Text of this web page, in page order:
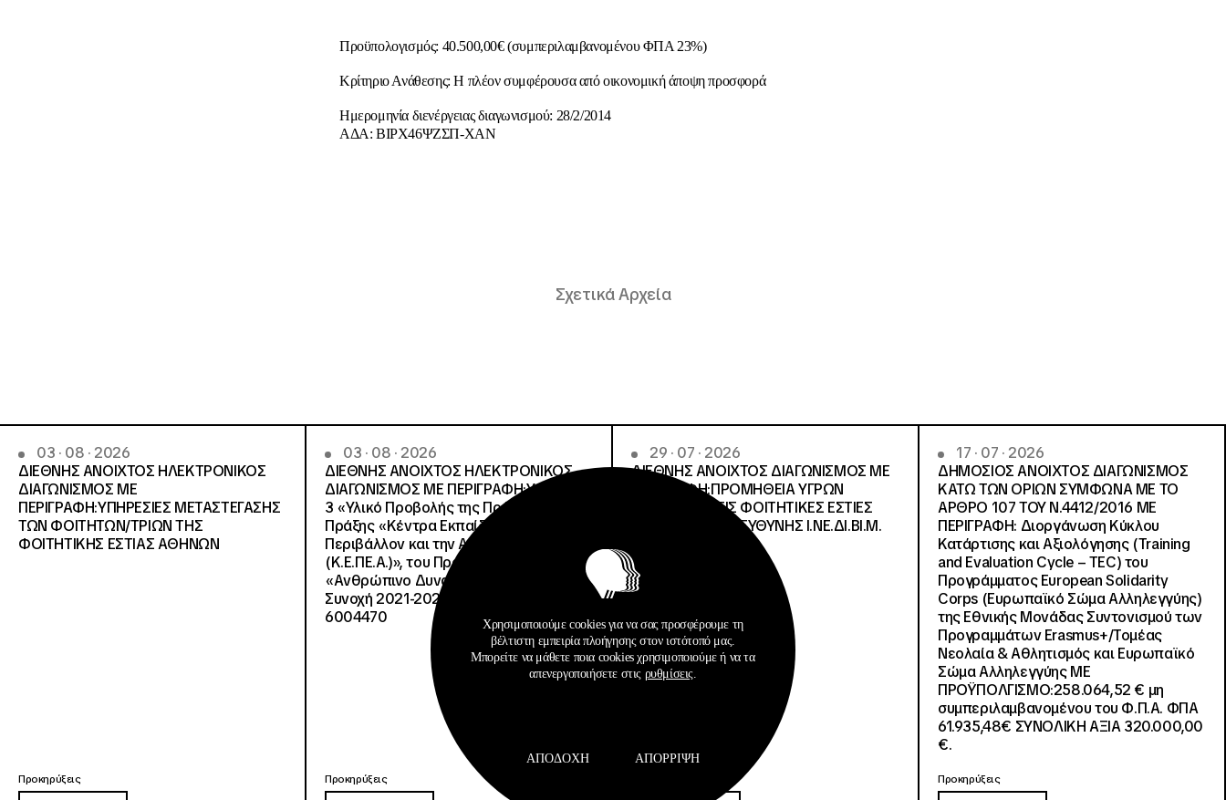
Προϋπολογισμός: 40.500,00€ (συμπεριλαμβανομένου ΦΠΑ 23%)
Κρίτηριο Ανάθεσης: Η πλέον συμφέρουσα από οικονομική άποψη προσφορά
Ημερομηνία διενέργειας διαγωνισμού: 28/2/2014
ΑΔΑ: ΒΙΡΧ46ΨΖΣΠ-ΧΑΝ
Σχετικά Αρχεία
03 · 08 · 2026
ΔΙΕΘΝΗΣ ΑΝΟΙΧΤΟΣ ΗΛΕΚΤΡΟΝΙΚΟΣ
ΔΙΑΓΩΝΙΣΜΟΣ ΜΕ
ΠΕΡΙΓΡΑΦΗ:ΥΠΗΡΕΣΙΕΣ METAΣΤΕΓΑΣΗΣ
ΤΩΝ ΦΟΙΤΗΤΩΝ/ΤΡΙΩΝ ΤΗΣ
ΦΟΙΤΗΤΙΚΗΣ ΕΣΤΙΑΣ ΑΘΗΝΩΝ
Προκηρύξεις
03 · 08 · 2026
ΔΙΕΘΝΗΣ ΑΝΟΙΧΤΟΣ ΗΛΕΚΤΡΟΝΙΚΟΣ
ΔΙΑΓΩΝΙΣΜΟΣ ΜΕ ΠΕΡΙΓΡΑΦΗ:Υποέργο
3 «Υλικό Προβολής της Πράξης» της
Πράξης «Κέντρα Εκπαίδευσης για το
Περιβάλλον και την Αειφορία
(Κ.Ε.ΠΕ.Α.)», του Προγράμματος
«Ανθρώπινο Δυναμικό και Κοινωνική
Συνοχή 2021-2027», με κωδικό ΟΠΣ
6004470
Προκηρύξεις
29 · 07 · 2026
ΔΙΕΘΝΗΣ ΑΝΟΙΧΤΟΣ ΔΙΑΓΩΝΙΣΜΟΣ ΜΕ
ΠΕΡΙΓΡΑΦΗ:ΠΡΟΜΗΘΕΙΑ ΥΓΡΩΝ
ΚΑΥΣΙΜΩΝ ΣΤΙΣ ΦΟΙΤΗΤΙΚΕΣ ΕΣΤΙΕΣ
ΔΙΑΧΕΙΡΙΣΤΙΚΗΣ ΕΥΘΥΝΗΣ Ι.ΝΕ.ΔΙ.ΒΙ.Μ.
17 · 07 · 2026
ΔΗΜΟΣΙΟΣ ΑΝΟΙΧΤΟΣ ΔΙΑΓΩΝΙΣΜΟΣ
ΚΑΤΩ ΤΩΝ ΟΡΙΩΝ ΣΥΜΦΩΝΑ ΜΕ ΤΟ
ΑΡΘΡΟ 107 ΤΟΥ Ν.4412/2016 ΜΕ
ΠΕΡΙΓΡΑΦΗ: Διοργάνωση Κύκλου
Κατάρτισης και Αξιολόγησης (Training
and Evaluation Cycle – TEC) του
Προγράμματος European Solidarity
Corps (Ευρωπαϊκό Σώμα Αλληλεγγύης)
της Εθνικής Μονάδας Συντονισμού των
Προγραμμάτων Erasmus+/Τομέας
Νεολαία & Αθλητισμός και Ευρωπαϊκό
Σώμα Αλληλεγγύης ΜΕ
ΠΡΟΫΠΟΛΓΙΣΜΟ:258.064,52 € μη
συμπεριλαμβανομένου του Φ.Π.Α. ΦΠΑ
61.935,48€ ΣΥΝΟΛΙΚΗ ΑΞΙΑ 320.000,00
€.
Προκηρύξεις
Χρησιμοποιούμε cookies για να σας προσφέρουμε τη
βέλτιστη εμπειρία πλοήγησης στον ιστότοπό μας.
Μπορείτε να μάθετε ποια cookies χρησιμοποιούμε ή να τα
απενεργοποιήσετε στις ρυθμίσεις
ΑΠΟΔΟΧΉ ΑΠΌΡΡΙΨΗ